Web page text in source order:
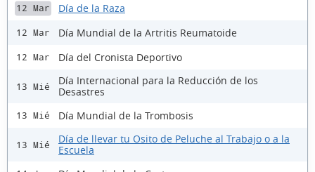
12 Mar Día de la Raza
12 Mar Día Mundial de la Artritis Reumatoide
12 Mar Día del Cronista Deportivo
13 Mié
Día Internacional para la Reducción de los
Desastres
13 Mié Día Mundial de la Trombosis
13 Mié
Día de llevar tu Osito de Peluche al Trabajo o a la
Escuela